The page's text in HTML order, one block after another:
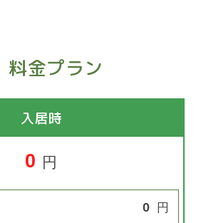
料金プラン
入居時
0 円
0 円